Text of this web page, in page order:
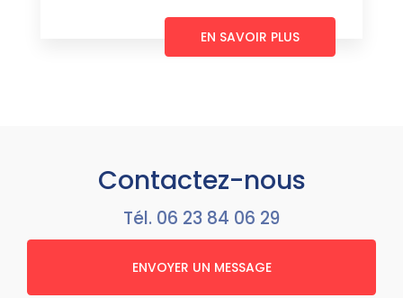
EN SAVOIR PLUS
Contactez-nous
Tél. 06 23 84 06 29
ENVOYER UN MESSAGE